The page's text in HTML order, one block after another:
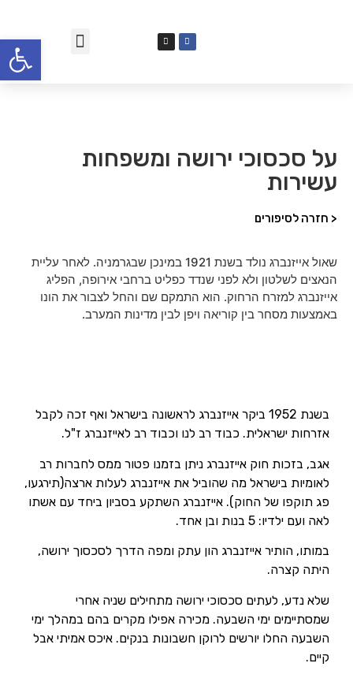
פתח
על סכסוכי ירושה ומשפחות
עשירות
< חזרה לסיפורים
שאול אייזנברג נולד בשנת 1921 במינכן שבגרמניה. לאחר עליית
הנאצים לשלטון ולא לפני שנדד כפליט ברחבי אירופה, הפליג
אייזנברג למזרח הרחוק. הוא התמקם שם והחל לצבור את הונו
באמצעות מסחר בין קוריאה ויפן לבין מדינות המערב.
בשנת 1952 ביקר אייזנברג לראשונה בישראל ואף זכה לקבל
אזרחות ישראלית. כבוד רב לנו וכבוד רב לאייזנברג ז"ל.
אגב, בזכות חוק אייזנברג ניתן בזמנו פטור ממס לחברות רב
לאומיות בישראל מה שהוביל את אייזנברג לעלות ארצה(תירגעו,
פג תוקפו של החוק). אייזנברג השתקע בסביון ביחד עם אשתו
לאה ועם ילדיו: 5 בנות ובן אחד.
במותו, הותיר אייזנברג הון עתק ומפה הדרך לסכסוך ירושה,
היתה קצרה.
שלא נדע, לעתים סכסוכי ירושה מתחילים שניה אחרי
שמסתיימים ימי השבעה. מכירה אפילו מקרים בהם במהלך ימי
השבעה החלו יורשים לרוקן חשבונות בנקים. איכס אמיתי אבל
קיים.